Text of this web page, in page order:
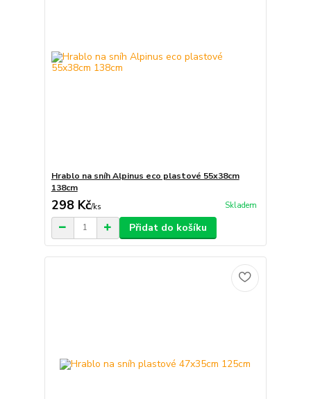
Hrablo na sníh Alpinus eco plastové 55x38cm
138cm
298 Kč/ks Skladem
Přidat do košíku